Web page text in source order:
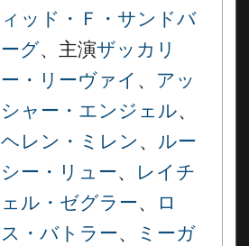
ィッド・Ｆ・サンドバ
ーグ、主演ザッカリ
ー・リーヴァイ 、 アッ
シャー・エンジェル、
ヘレン・ミレン 、 ルー
シー・リュー、
レイチ
ェル・ゼグラー、
ロ
ス・バトラー、
ミーガ